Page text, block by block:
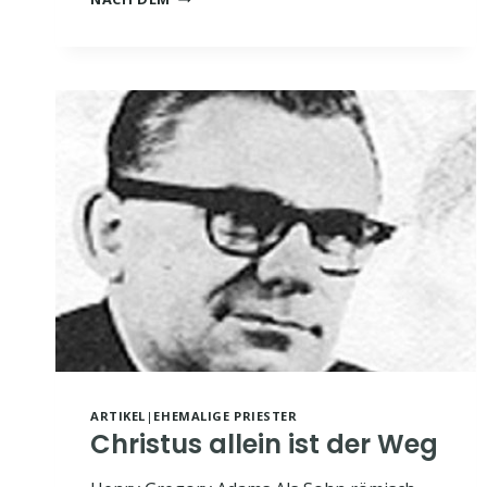
SEINEM
IRRTUM
ARTIKEL | EHEMALIGE PRIESTER
Christus allein ist der Weg